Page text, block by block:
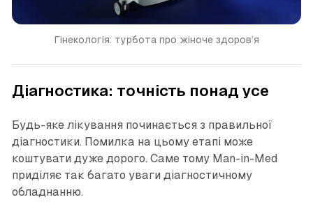
Гінекологія: турбота про жіноче здоров’я
Діагностика: точність понад усе
Будь-яке лікування починається з правильної
діагностики. Помилка на цьому етапі може
коштувати дуже дорого. Саме тому Man-in-Med
приділяє так багато уваги діагностичному
обладнанню.